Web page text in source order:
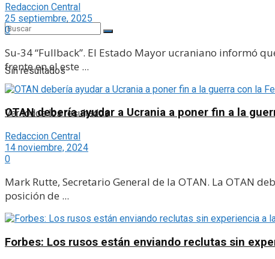
Sin resultados
Ver todos los resultados
Redaccion Central
25 septiembre, 2025
0
Su-34 “Fullback”. El Estado Mayor ucraniano informó
frente en el este ...
OTAN debería ayudar a Ucrania a poner fin a la
Redaccion Central
14 noviembre, 2024
0
Mark Rutte, Secretario General de la OTAN. La OTAN
posición de ...
Forbes: Los rusos están enviando reclutas sin